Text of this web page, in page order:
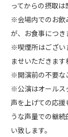
ってからの摂取は
※会場内でのお飲
が、お食事につき
※喫煙所はござい
ませいただきます
※開演前の不要な
※公演はオールス
声を上げての応
うな声量での継
い致します。